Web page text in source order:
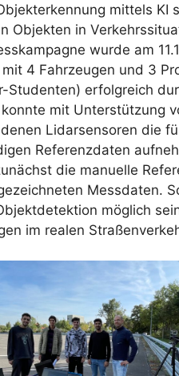
mittels KI
Objekten in
wurde am
4 Fahrzeugen und 3
Studenten) erfolgreich
mit Unterstützung
Lidarsensoren die
Referenzdaten
die manuelle
Messdaten.
möglich
im realen